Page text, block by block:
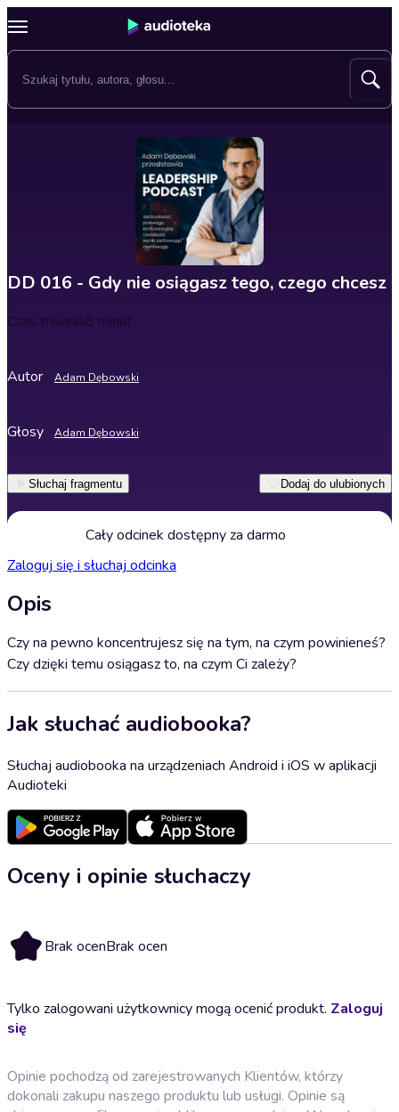
DD 016 - Gdy nie osiągasz tego, czego chcesz
Czas trwania8 minut
Autor Adam Dębowski
Głosy Adam Dębowski
Słuchaj fragmentu Dodaj do ulubionych
Cały odcinek dostępny za darmo
Zaloguj się i słuchaj odcinka
Opis
Czy na pewno koncentrujesz się na tym, na czym powinieneś?
Czy dzięki temu osiągasz to, na czym Ci zależy?
Jak słuchać audiobooka?
Słuchaj audiobooka na urządzeniach Android i iOS w aplikacji
Audioteki
Oceny i opinie słuchaczy
Brak ocenBrak ocen
Tylko zalogowani użytkownicy mogą ocenić produkt. Zaloguj
się
Opinie pochodzą od zarejestrowanych Klientów, którzy
dokonali zakupu naszego produktu lub usługi. Opinie są